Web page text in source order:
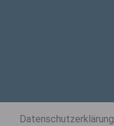
Datenschutzerklärung